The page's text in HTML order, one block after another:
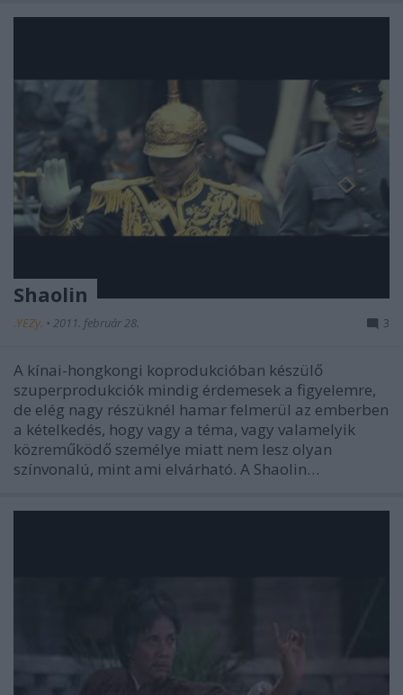
Shaolin
.YEZy. • 2011. február 28. 3
A kínai-hongkongi koprodukcióban készülő
szuperprodukciók mindig érdemesek a figyelemre,
de elég nagy részüknél hamar felmerül az emberben
a kételkedés, hogy vagy a téma, vagy valamelyik
közreműködő személye miatt nem lesz olyan
színvonalú, mint ami elvárható. A Shaolin…